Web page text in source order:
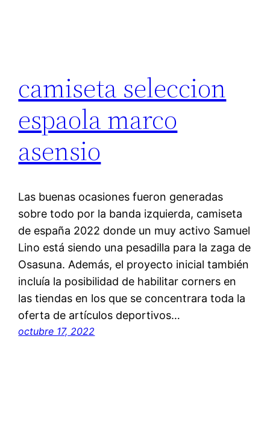
camiseta seleccion
espaola marco
asensio
Las buenas ocasiones fueron generadas
sobre todo por la banda izquierda, camiseta
de españa 2022 donde un muy activo Samuel
Lino está siendo una pesadilla para la zaga de
Osasuna. Además, el proyecto inicial también
incluía la posibilidad de habilitar corners en
las tiendas en los que se concentrara toda la
oferta de artículos deportivos…
octubre 17, 2022